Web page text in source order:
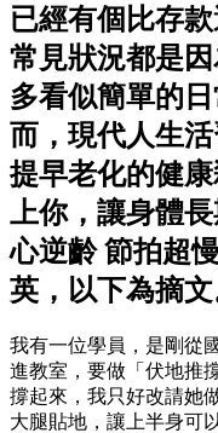
已經有個比存
常見狀況都是
多看似簡單的
而，現代人生
提早老化的健
上你，讓身體
心逆齡 節拍超
英，以下為摘文
我有一位學員，是剛從
進教室，要做「伏地推
撐起來，我只好改請她
大腿貼地，讓上半身可